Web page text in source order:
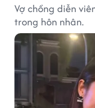
Vợ chồng diễn
trong hôn nhân.